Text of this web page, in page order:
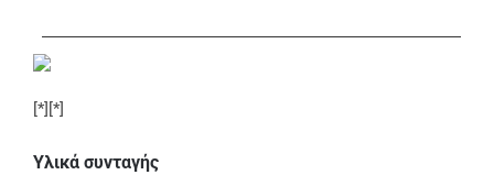
[*][*]
Υλικά συνταγής